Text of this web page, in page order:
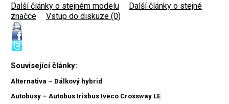
Další články o stejném modelu
Další články o stejné
značce
Vstup do diskuze (0)
Související články:
Alternativa – Dálkový hybrid
Autobusy – Autobus Irisbus Iveco Crossway LE